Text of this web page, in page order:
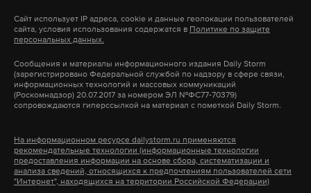
патриотических клубов, открытие лагерей и
юбилею Победы, так и творческие форматы,
включая фильмы об обороне Москвы, поисковые
экспедиции и выставки школьных работ. Этот
становится неотъемлемой частью
образовательного процесса и формирует
практические модели участия молодежи. В ЦПК
работает там, где тормозит интернет.
А еще мы есть вTelegram,Дзени
Дзен VK
Сайт использует IP адреса, cookie и данные геолокации пользователей
сайта, условия использования содержатся в Политике по защите
персональных данных.
Сообщения и материалы информационного издания Daily Storm
(зарегистрировано Федеральной службой по надзору в сфере связи,
информационных технологий и массовых коммуникаций
(Роскомнадзор) 20.07.2017 за номером ЭЛ №ФС77-70379)
сопровождаются гиперссылкой на материал с пометкой Daily Storm.
На информационном ресурсе dailystorm.ru применяются
рекомендательные технологии (информационные технологии
предоставления информации на основе сбора, систематизации и
анализа сведений, относящихся к предпочтениям пользователей сети
"Интернет", находящихся на территории Российской Федерации)